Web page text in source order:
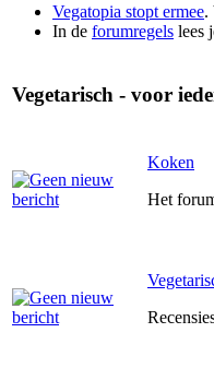
Vegatopia stopt ermee.
In de forumregels lees
Vegetarisch - voor
Koken
Het